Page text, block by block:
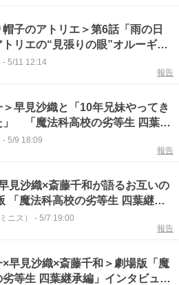
帽子のアトリエ＞第6話「雨の日
リエの“見張りの眼”オルーギオ
は中村悠一
- 5/11 12:14
報告
＞早見沙織と「10年兄妹やってき
」 「魔法科高校の劣等生 四葉継
じ合う
- 5/9 18:09
報告
見沙織×斎藤千和が語るお互いの
「魔法科高校の劣等生 四葉継承
めた信頼
ニス） - 5/7 19:00
報告
×早見沙織×斎藤千和＞劇場版「魔
等生 四葉継承編」インタビュ